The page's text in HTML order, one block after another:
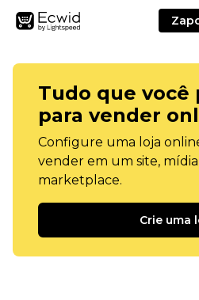
Tudo que você
para vender
Configure uma loja
vender em um site, mídia
marketplace.
Crie uma